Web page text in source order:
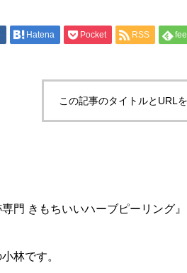
Hatena Pocket RSS
この記事のタイトルとURL
門 きもちいいハーブピーリング』
林です。